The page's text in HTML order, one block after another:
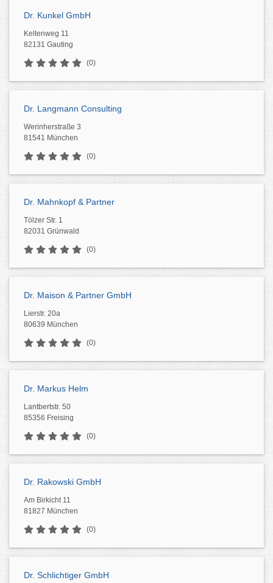
Dr. Kunkel GmbH
Keltenweg 11
82131 Gauting
(0)
Dr. Langmann Consulting
Werinherstraße 3
81541 München
(0)
Dr. Mahnkopf & Partner
Tölzer Str. 1
82031 Grünwald
(0)
Dr. Maison & Partner GmbH
Lierstr. 20a
80639 München
(0)
Dr. Markus Helm
Lantbertstr. 50
85356 Freising
(0)
Dr. Rakowski GmbH
Am Birkicht 11
81827 München
(0)
Dr. Schlichtiger GmbH